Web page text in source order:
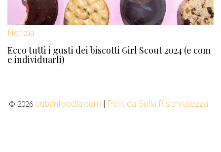
Notizia
Ecco tutti i gusti dei biscotti Girl Scout 2024 (e com
e individuarli)
© 2026 cubanfoodla.com | Politica Sulla Riservatezza